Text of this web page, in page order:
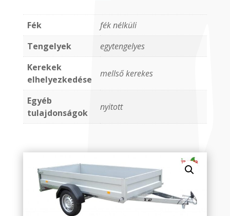
Fék
fék nélküli
Tengelyek
egytengelyes
Kerekek
elhelyezkedése
mellső kerekes
Egyéb
tulajdonságok
nyitott